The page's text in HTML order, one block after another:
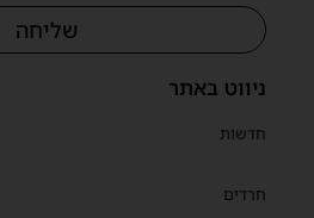
ניווט באתר
חדשות
חרדים
שליחה